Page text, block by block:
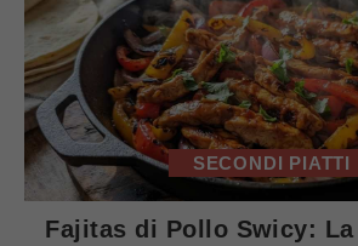
SECONDI PIATTI
Fajitas di Pollo Swicy: